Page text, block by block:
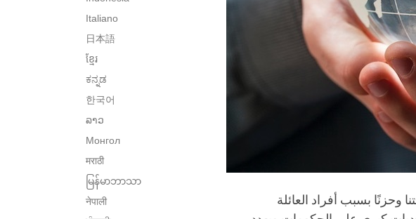
Italiano
日本語
ខ្មែរ
ಕನ್ನಡ
한국어
ລາວ
Монгол
मराठी
မြန်မာဘာသာ
नेपाली
وحزنًا بسبب أفراد العائلة